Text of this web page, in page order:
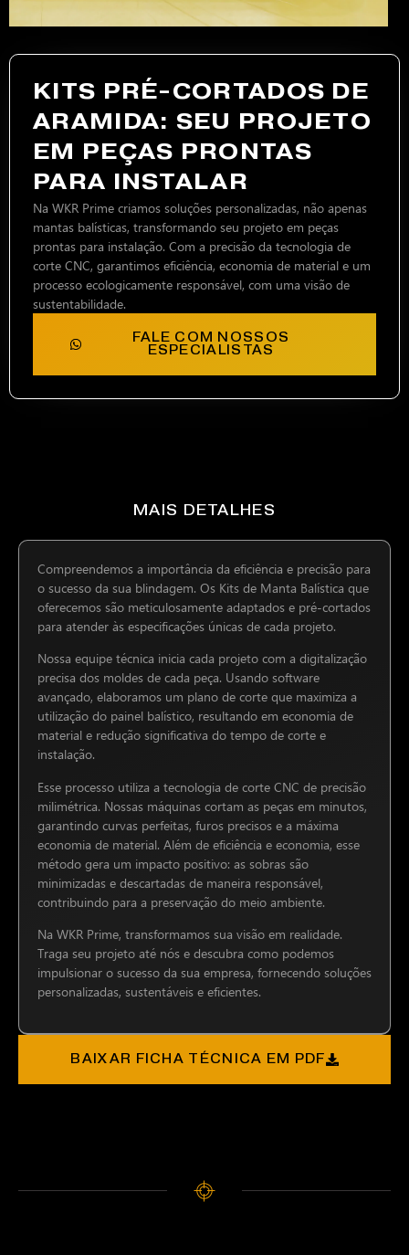
KITS PRÉ-CORTADOS DE
ARAMIDA: SEU PROJETO
EM PEÇAS PRONTAS
PARA INSTALAR
Na WKR Prime criamos soluções personalizadas, não apenas
mantas balísticas, transformando seu projeto em peças
prontas para instalação. Com a precisão da tecnologia de
corte CNC, garantimos eficiência, economia de material e um
processo ecologicamente responsável, com uma visão de
sustentabilidade.
FALE COM NOSSOS
ESPECIALISTAS
MAIS DETALHES
Compreendemos a importância da eficiência e precisão para
o sucesso da sua blindagem. Os Kits de Manta Balística que
oferecemos são meticulosamente adaptados e pré-cortados
para atender às especificações únicas de cada projeto.
Nossa equipe técnica inicia cada projeto com a digitalização
precisa dos moldes de cada peça. Usando software
avançado, elaboramos um plano de corte que maximiza a
utilização do painel balístico, resultando em economia de
material e redução significativa do tempo de corte e
instalação.
Esse processo utiliza a tecnologia de corte CNC de precisão
milimétrica. Nossas máquinas cortam as peças em minutos,
garantindo curvas perfeitas, furos precisos e a máxima
economia de material. Além de eficiência e economia, esse
método gera um impacto positivo: as sobras são
minimizadas e descartadas de maneira responsável,
contribuindo para a preservação do meio ambiente.
Na WKR Prime, transformamos sua visão em realidade.
Traga seu projeto até nós e descubra como podemos
impulsionar o sucesso da sua empresa, fornecendo soluções
personalizadas, sustentáveis e eficientes.
BAIXAR FICHA TÉCNICA EM PDF